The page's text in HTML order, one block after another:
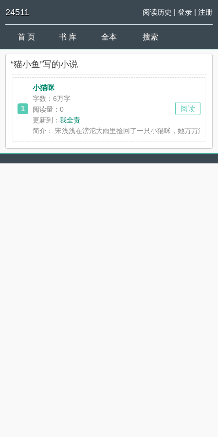
24511 阅读历史 | 登录| 注册
首 页 书 库 全本 搜索
“猫小鱼”写的小说
1
小猫咪
字数：6万字
阅读量：0
更新到：我全责
简介：
宋浅浅在滂沱大雨里捡回了一只小猫咪，她万万没
阅读